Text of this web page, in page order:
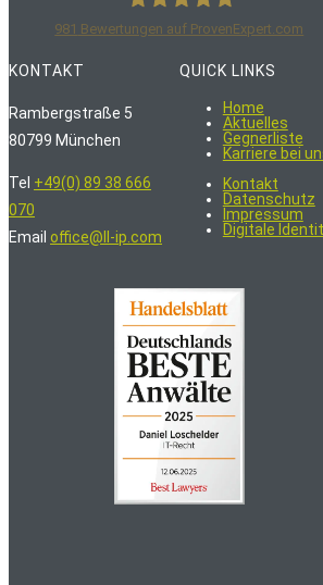
LoschelderLeisenberg
981 Bewertungen auf ProvenExpert.com
KONTAKT
Rambergstraße 5
80799 München
Tel +49(0) 89 38 666
070
Email office@ll-ip.com
QUICK LINKS
Home
Aktuelles
Gegnerliste
Karriere bei
Kontakt
Datenschutz
Impressum
Digitale